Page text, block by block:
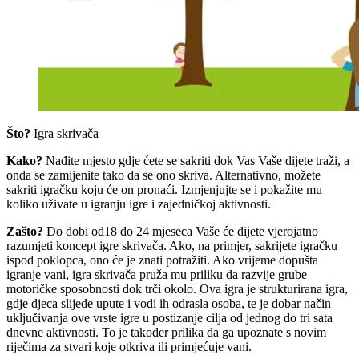
Što? Igra skrivača
Kako? Nađite mjesto gdje ćete se sakriti dok Vas Vaše dijete traži, a
onda se zamijenite tako da se ono skriva. Alternativno, možete
sakriti igračku koju će on pronaći. Izmjenjujte se i pokažite mu
koliko uživate u igranju igre i zajedničkoj aktivnosti.
Zašto? Do dobi od18 do 24 mjeseca Vaše će dijete vjerojatno
razumjeti koncept igre skrivača. Ako, na primjer, sakrijete igračku
ispod poklopca, ono će je znati potražiti. Ako vrijeme dopušta
igranje vani, igra skrivača pruža mu priliku da razvije grube
motoričke sposobnosti dok trči okolo. Ova igra je strukturirana igra,
gdje djeca slijede upute i vodi ih odrasla osoba, te je dobar način
uključivanja ove vrste igre u postizanje cilja od jednog do tri sata
dnevne aktivnosti. To je također prilika da ga upoznate s novim
riječima za stvari koje otkriva ili primjećuje vani.